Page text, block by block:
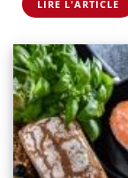
LIRE L'ARTICLE